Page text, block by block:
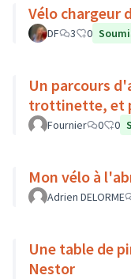
Vélo chargeur
DF 3 0
Un parcours
trottinette, et
Fournier 0 0
Mon vélo à
Adrien DELORME
Une table de
Nestor